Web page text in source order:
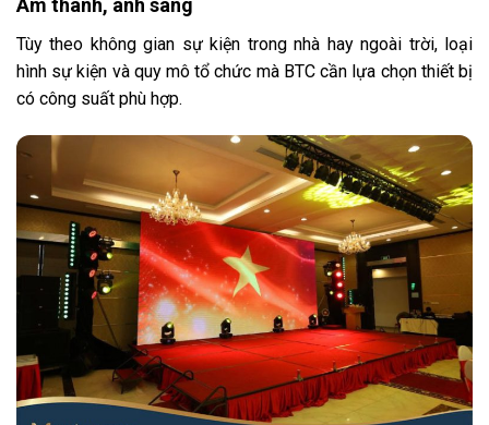
Âm thanh, ánh sáng
Tùy theo không gian sự kiện trong nhà hay ngoài trời, loại
hình sự kiện và quy mô tổ chức mà BTC cần lựa chọn thiết bị
có công suất phù hợp.